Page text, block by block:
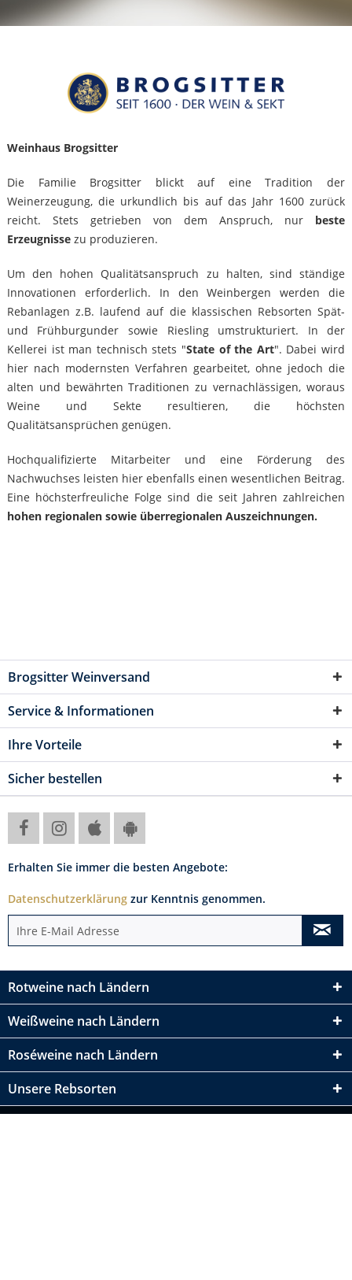
Weinhaus Brogsitter
Die Familie Brogsitter blickt auf eine Tradition der
Weinerzeugung, die urkundlich bis auf das Jahr 1600 zurück
reicht. Stets getrieben von dem Anspruch, nur beste
Erzeugnissezu produzieren.
Um den hohen Qualitätsanspruch zu halten, sind ständige
Innovationen erforderlich. In den Weinbergen werden die
Rebanlagen z.B. laufend auf die klassischen Rebsorten Spät-
und Frühburgunder sowie Riesling umstrukturiert. In der
Kellerei ist man technisch stets "State of the Art". Dabei wird
hier nach modernsten Verfahren gearbeitet, ohne jedoch die
alten und bewährten Traditionen zu vernachlässigen, woraus
Weine und Sekte resultieren, die höchsten
Qualitätsansprüchen genügen.
Hochqualifizierte Mitarbeiter und eine Förderung des
Nachwuchses leisten hier ebenfalls einen wesentlichen Beitrag.
Eine höchsterfreuliche Folge sind die seit Jahren zahlreichen
hohen regionalen sowie überregionalen Auszeichnungen.
Brogsitter Weinversand
Service & Informationen
Ihre Vorteile
Sicher bestellen
Erhalten Sie immer die besten Angebote:
Datenschutzerklärung zur Kenntnis genommen.
Rotweine nach Ländern
Weißweine nach Ländern
Roséweine nach Ländern
Unsere Rebsorten